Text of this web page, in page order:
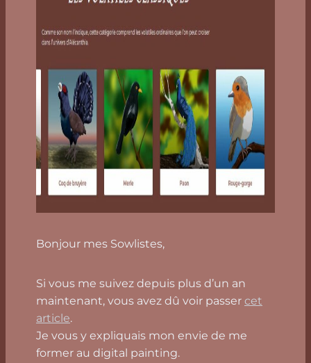
Bonjour mes Sowlistes,
Si vous me suivez depuis plus d’un an
maintenant, vous avez dû voir passer cet
article.
Je vous y expliquais mon envie de me
former au digital painting.